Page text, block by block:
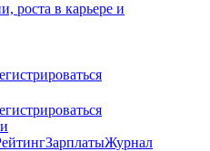
роста в карьере и
ЗарплатыЖурнал